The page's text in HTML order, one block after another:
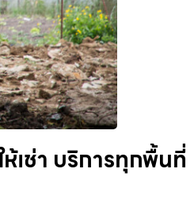
เช่า บริการทุกพื้นที่